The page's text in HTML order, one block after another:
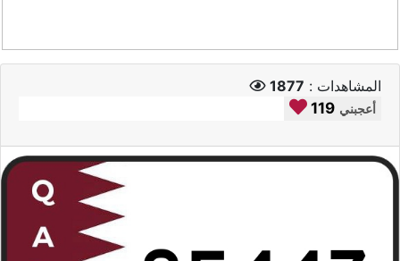
المشاهدات : 1877
119 أعجبني